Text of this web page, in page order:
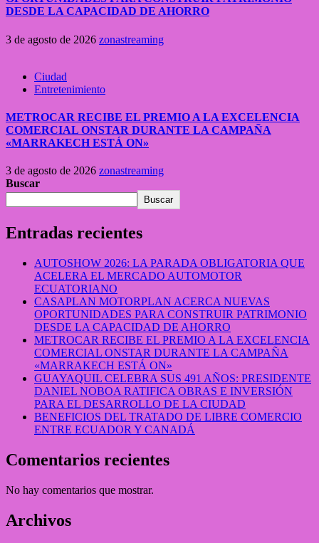
DESDE LA CAPACIDAD DE AHORRO
3 de agosto de 2026 zonastreaming
Ciudad
Entretenimiento
METROCAR RECIBE EL PREMIO A LA EXCELENCIA
COMERCIAL ONSTAR DURANTE LA CAMPAÑA
«MARRAKECH ESTÁ ON»
3 de agosto de 2026 zonastreaming
Buscar
Buscar
Entradas recientes
AUTOSHOW 2026: LA PARADA OBLIGATORIA QUE
ACELERA EL MERCADO AUTOMOTOR
ECUATORIANO
CASAPLAN MOTORPLAN ACERCA NUEVAS
OPORTUNIDADES PARA CONSTRUIR PATRIMONIO
DESDE LA CAPACIDAD DE AHORRO
METROCAR RECIBE EL PREMIO A LA EXCELENCIA
COMERCIAL ONSTAR DURANTE LA CAMPAÑA
«MARRAKECH ESTÁ ON»
GUAYAQUIL CELEBRA SUS 491 AÑOS: PRESIDENTE
DANIEL NOBOA RATIFICA OBRAS E INVERSIÓN
PARA EL DESARROLLO DE LA CIUDAD
BENEFICIOS DEL TRATADO DE LIBRE COMERCIO
ENTRE ECUADOR Y CANADÁ
Comentarios recientes
No hay comentarios que mostrar.
Archivos